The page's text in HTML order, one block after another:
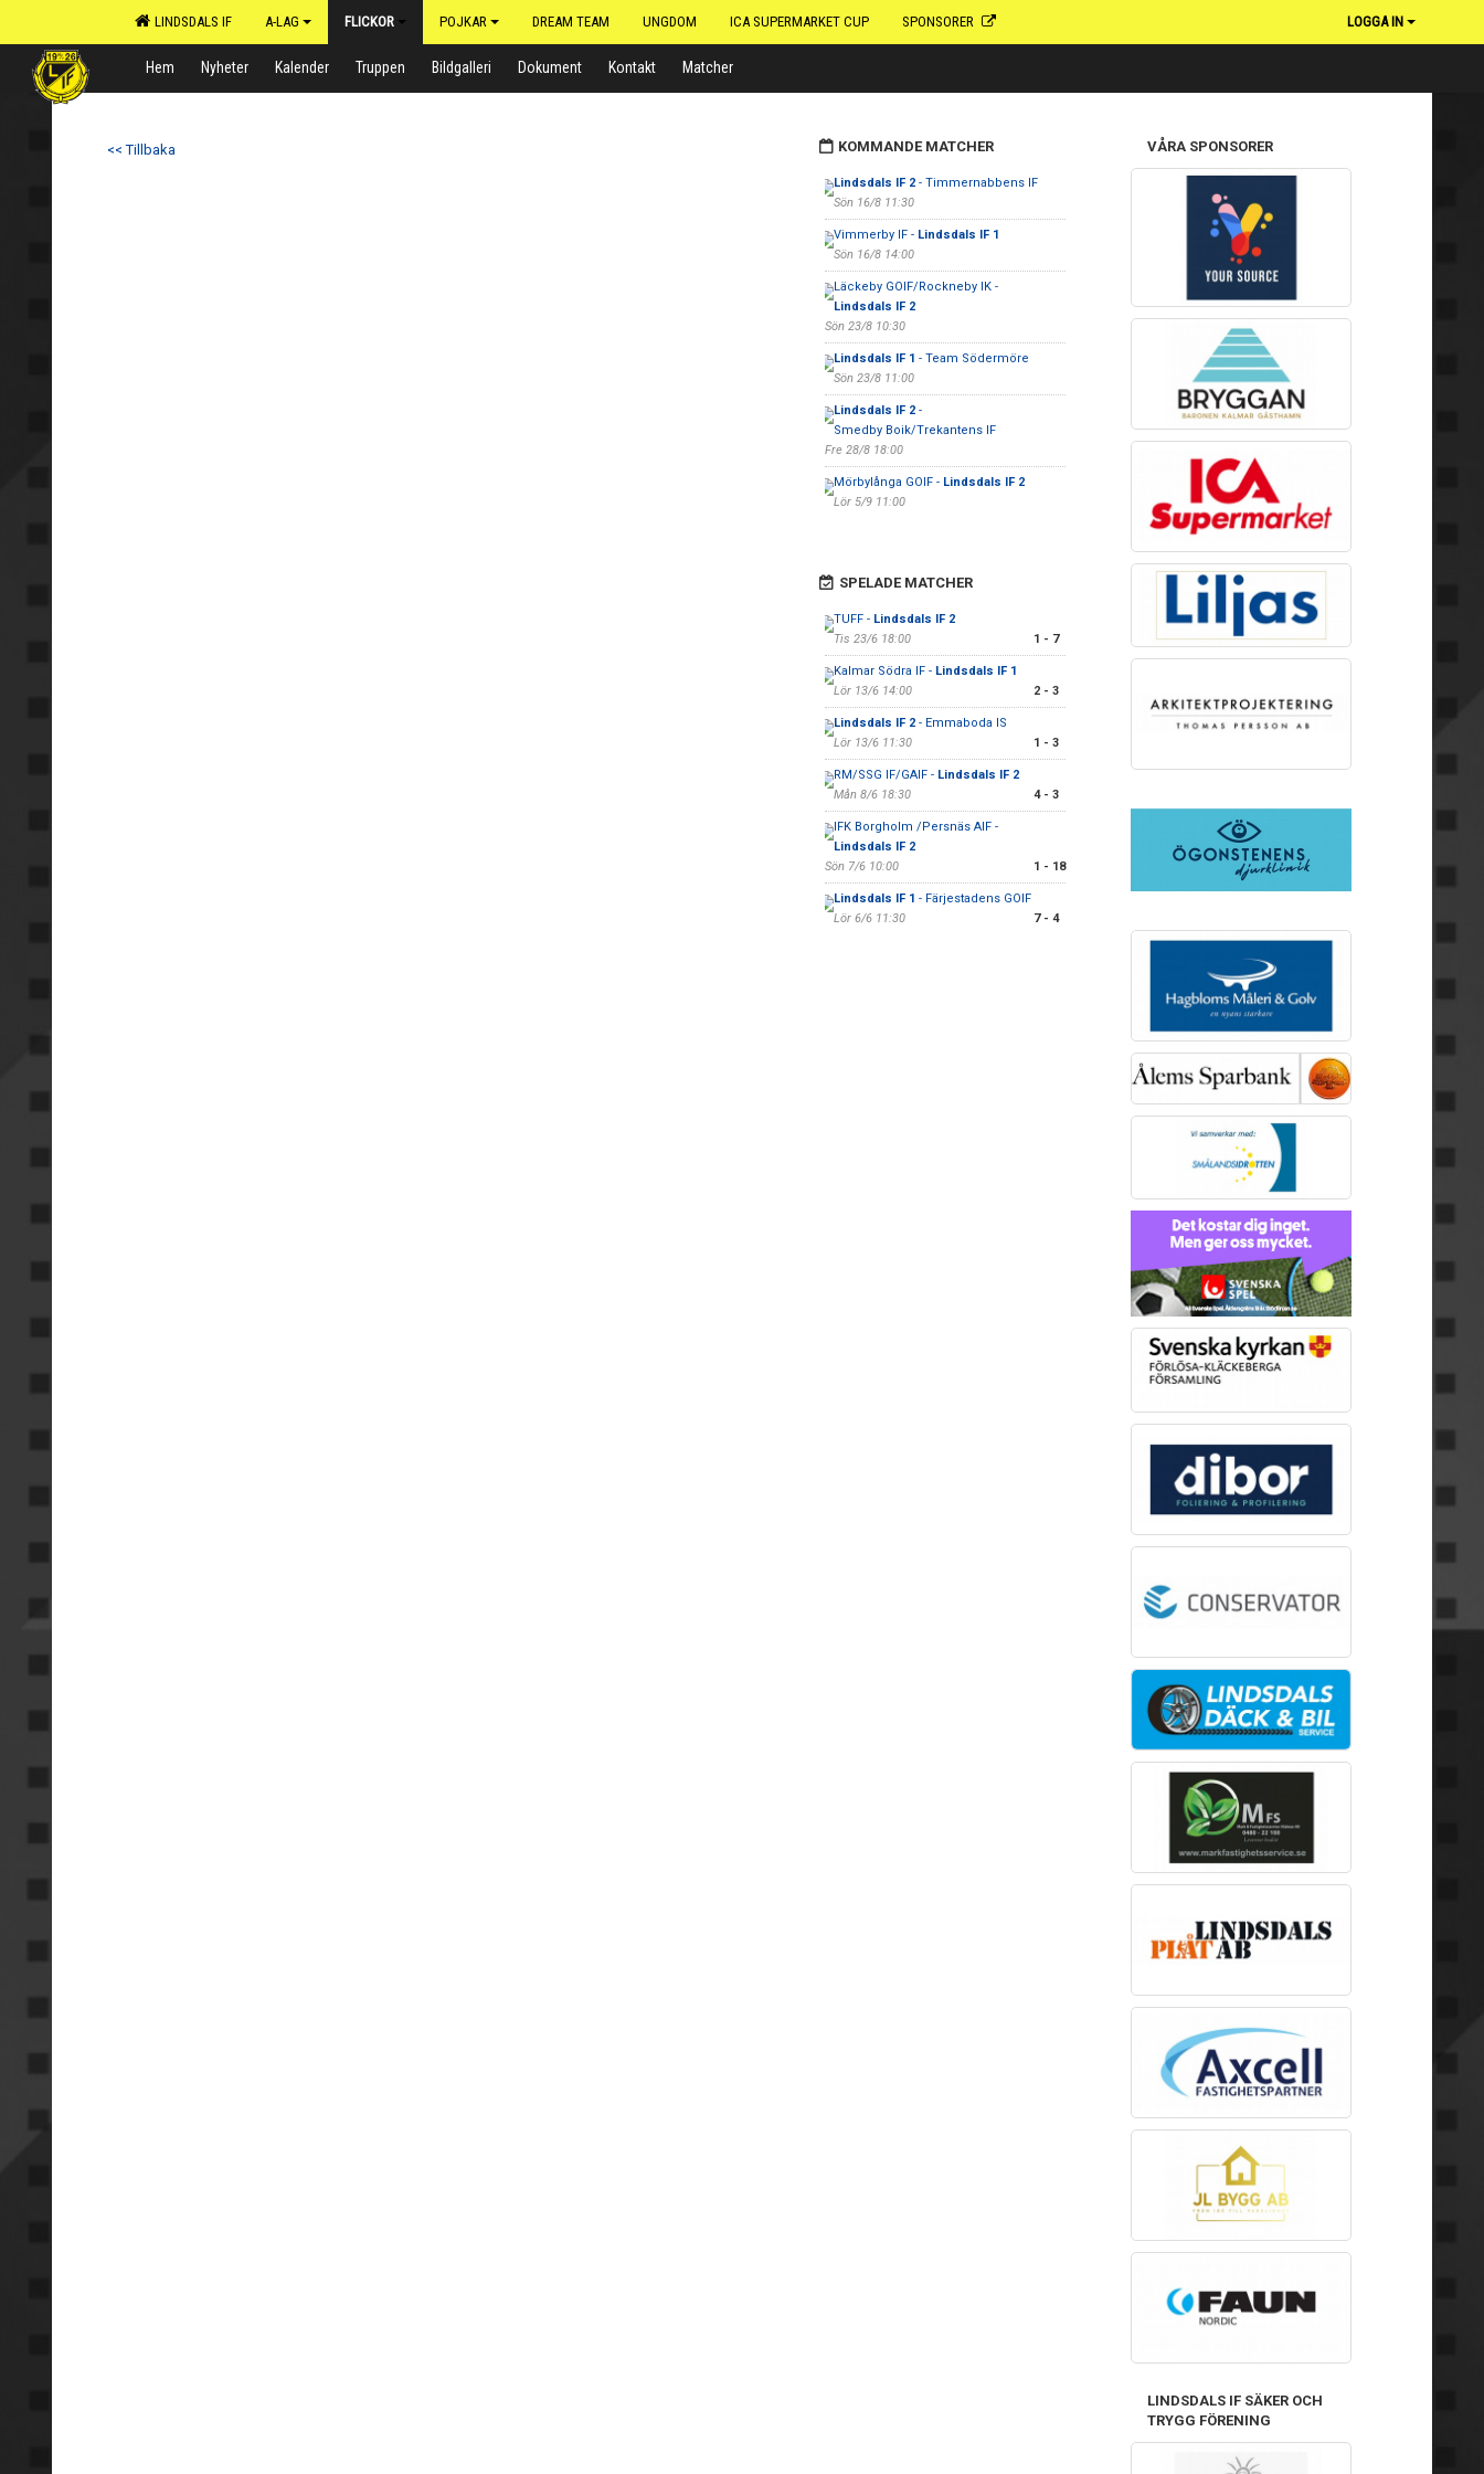
LINDSDALS IF A-LAG FLICKOR POJKAR DREAM TEAM UNGDOM ICA SUPERMARKET CUP SPONSORER LOGGA IN
Hem Nyheter Kalender Truppen Bildgalleri Dokument Kontakt Matcher
<< Tillbaka KOMMANDE MATCHER
Lindsdals IF 2- Timmernabbens IF
Sön 16/8 11:30
Vimmerby IF - Lindsdals IF 1
Sön 16/8 14:00
Läckeby GOIF/Rockneby IK -
Lindsdals IF 2
Sön 23/8 10:30
Lindsdals IF 1 - Team Södermöre
Sön 23/8 11:00
Lindsdals IF 2-
Smedby Boik/Trekantens IF
Fre 28/8 18:00
Mörbylånga GOIF - Lindsdals IF 2
Lör 5/9 11:00
SPELADE MATCHER
TUFF - Lindsdals IF 2
Tis 23/6 18:00
1 - 7
Kalmar Södra IF - Lindsdals IF 1
Lör 13/6 14:00
2 - 3
Lindsdals IF 2- Emmaboda IS
Lör 13/6 11:30
1 - 3
RM/SSG IF/GAIF - Lindsdals IF 2
Mån 8/6 18:30
4 - 3
IFK Borgholm /Persnäs AIF -
Lindsdals IF 2
Sön 7/6 10:00
1 - 18
Lindsdals IF 1 - Färjestadens GOIF
Lör 6/6 11:30
7 - 4
VÅRA SPONSORER
LINDSDALS IF SÄKER OCH
TRYGG FÖRENING